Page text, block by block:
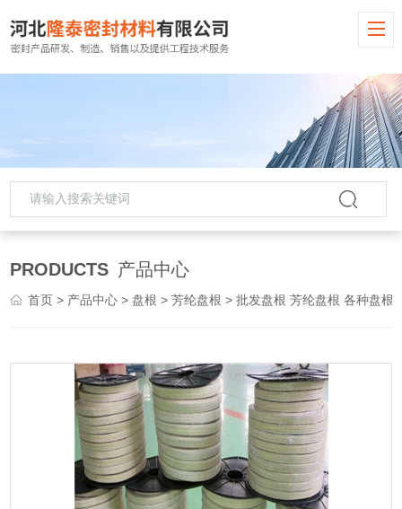
PRODUCTS 产品中心
首页 > 产品中心 > 盘根 >芳纶盘根 > 批发盘根 芳纶盘根 各种盘根 规格齐全